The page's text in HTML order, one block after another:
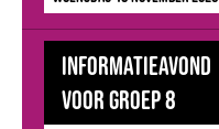
Informatieavond
voor groep 8